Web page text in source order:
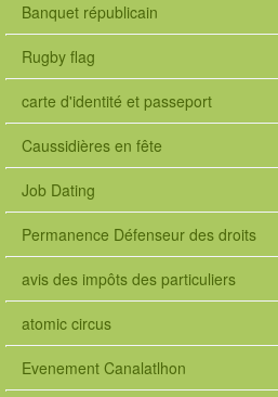
Banquet républicain
Rugby flag
carte d'identité et passeport
Caussidières en fête
Job Dating
Permanence Défenseur des droits
avis des impôts des particuliers
atomic circus
Evenement Canalatlhon